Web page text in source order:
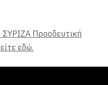
Προοδευτική
εδώ.